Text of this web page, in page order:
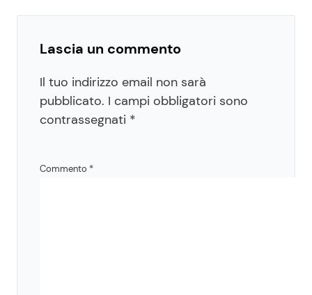
Lascia un commento
Il tuo indirizzo email non sarà
pubblicato. I campi obbligatori sono
contrassegnati *
Commento *